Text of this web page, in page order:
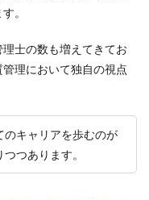
。
士の数も増えてきてお
理において独自の視点
のキャリアを歩むのが
つあります。